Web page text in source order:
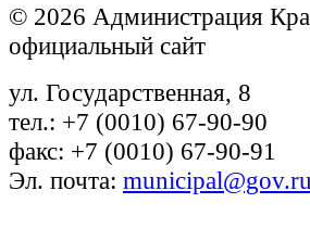
© 2026 Администрация
официальный сайт
ул. Государственная, 8
тел.: +7 (0010) 67-90-90
факс: +7 (0010) 67-90-91
Эл. почта: municipal@gov.ru